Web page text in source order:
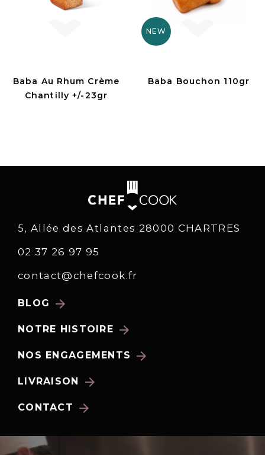
Baba Au Rhum Crème
Chantilly +/-23gr
NEW
Baba Bouchon 110gr
5, Allée des Atlantes 28000 CHARTRES
02 37 26 97 95
contact@chefcook.fr
BLOG arrow_forward
NOTRE HISTOIRE arrow_forward
NOS ENGAGEMENTS arrow_forward
LIVRAISON arrow_forward
CONTACT arrow_forward